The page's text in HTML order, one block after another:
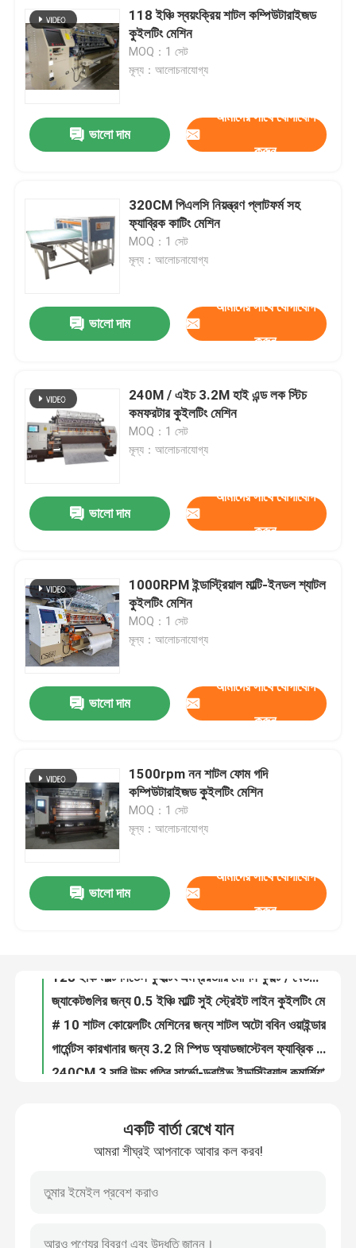
বাড়ি
পণ্য
ভিডিও
আমাদের সম্পর্কে
কারখানা পরিদর্শন
আমাদের সাথে যোগাযোগ করুন
খবর
মামলা
118 ইঞ্চি স্বয়ংক্রিয় শাটল কম্পিউটারাইজড
কুইলটিং মেশিন
MOQ：1 সেট
মূল্য：আলোচনাযোগ্য
ভালো দাম
আমাদের সাথে যোগাযোগ
করুন
320CM পিএলসি নিয়ন্ত্রণ প্লাটফর্ম সহ
ফ্যাব্রিক কাটিং মেশিন
MOQ：1 সেট
মূল্য：আলোচনাযোগ্য
ভালো দাম
আমাদের সাথে যোগাযোগ
করুন
240M / এইচ 3.2M হাই এন্ড লক স্টিচ
কমফরটার কুইলটিং মেশিন
MOQ：1 সেট
মূল্য：আলোচনাযোগ্য
ভালো দাম
আমাদের সাথে যোগাযোগ
করুন
1000RPM ইন্ডাস্ট্রিয়াল মাল্টি-ইনডল শ্যাটল
কুইলটিং মেশিন
MOQ：1 সেট
মূল্য：আলোচনাযোগ্য
ভালো দাম
আমাদের সাথে যোগাযোগ
করুন
1500rpm নন শাটল ফোম গদি
কম্পিউটারাইজড কুইলটিং মেশিন
MOQ：1 সেট
মূল্য：আলোচনাযোগ্য
ভালো দাম
আমাদের সাথে যোগাযোগ
করুন
300m/H চেইন সেচ কম্পিউটার উচ্চ গতির Looper Quilting মেশিন জন্য গদি
একটি বার্তা রেখে যান
আমরা শীঘ্রই আপনাকে আবার কল করব!